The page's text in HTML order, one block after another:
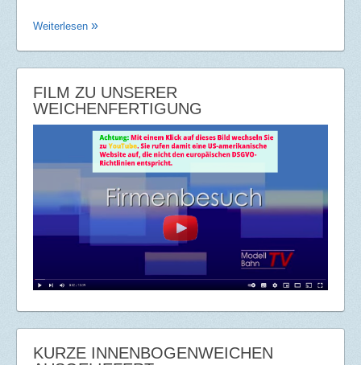
Weiterlesen
FILM ZU UNSERER
WEICHENFERTIGUNG
KURZE INNENBOGENWEICHEN